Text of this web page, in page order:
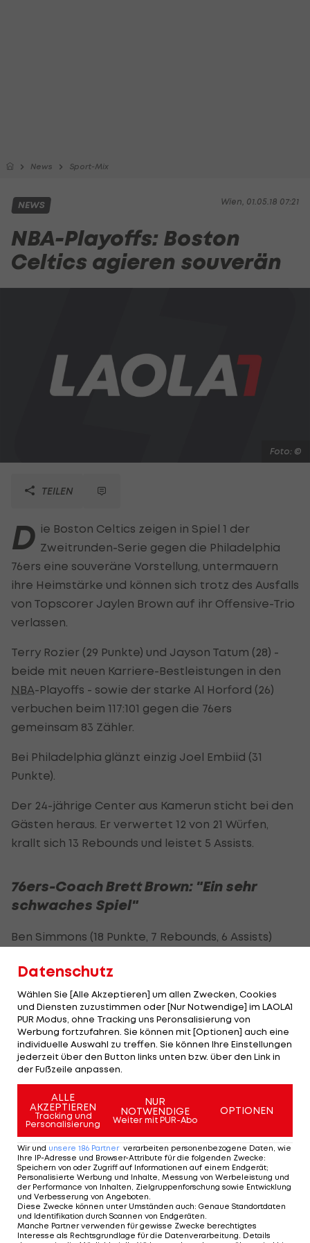
News Sport-Mix
Wien, 01.05.18 07:21
NEWS
NBA-Playoffs: Boston
Celtics agieren souverän
Foto: ©
TEILEN
D ie Boston Celtics zeigen in Spiel 1 der
Zweitrunden-Serie gegen die Philadelphia
76ers eine souveräne Vorstellung, untermauern
ihre Heimstärke und können sich trotz des Ausfalls
von Topscorer Jaylen Brown auf ihr Offensive-Trio
verlassen.
Terry Rozier (29 Punkte) und Jayson Tatum (28) -
beide mit neuen Karriere-Bestleistungen in den
NBA-Playoffs - sowie der starke Al Horford (26)
verbuchen beim 117:101 gegen die 76ers
gemeinsam 83 Zähler.
Bei Philadelphia glänzt einzig Joel Embiid (31
Punkte).
Der 24-jährige Center aus Kamerun sticht bei den
Gästen heraus. Er verwertet 12 von 21 Würfen,
krallt sich 13 Rebounds und leistet 5 Assists.
76ers-Coach Brett Brown: "Ein sehr
schwaches Spiel"
Ben Simmons (18 Punkte, 7 Rebounds, 6 Assists)
Celtics-Defense gehemmt. "Defensiv, offensiv -
diese Leistung hat nicht dem entsprochen, was
wir als Team darstellen. Das war ein sehr
schwaches Spiel von uns", zeigt sich 76ers-Coach
Brett Brown nach der Auftakt-Partie in Boston
enttäuscht.
Ganz anders klingt das bei Celtics-Topscorer
Terry Rozier: "Selbstbewusstsein ist das
Allerwichtigste. Ich merke, dass meine Mitspieler
an mich glauben, meine Trainer an mich glauben -
und ich will einfach nur einen Weg finden, dass es
genauso weitergeht."
Der NBA-Rekordmeister aus Boston feiert im
fünften Playoff-Heimspiel den fünften Sieg. Spiel 2
Datenschutz
Wählen Sie [Alle Akzeptieren] um allen Zwecken, Cookies
und Diensten zuzustimmen oder [Nur Notwendige] im LAOLA1
PUR Modus, ohne Tracking uns Peronsalisierung von
Werbung fortzufahren. Sie können mit [Optionen] auch eine
individuelle Auswahl zu treffen. Sie können Ihre Einstellungen
jederzeit über den Button links unten bzw. über den Link in
der Fußzeile anpassen.
ALLE
AKZEPTIEREN
Tracking und
Personalisierung
NUR
NOTWENDIGE
Weiter mit PUR-Abo
OPTIONEN
Wir und unsere 186 Partner verarbeiten personenbezogene Daten, wie
Ihre IP-Adresse und Browser-Attribute für die folgenden Zwecke:
Speichern von oder Zugriff auf Informationen auf einem Endgerät;
Personalisierte Werbung und Inhalte, Messung von Werbeleistung und
der Performance von Inhalten, Zielgruppenforschung sowie Entwicklung
und Verbesserung von Angeboten.
Diese Zwecke können unter Umständen auch: Genaue Standortdaten
und Identifikation durch Scannen von Endgeräten.
Manche Partner verwenden für gewisse Zwecke berechtigtes
Interesse als Rechtsgrundlage für die Datenverarbeitung. Details